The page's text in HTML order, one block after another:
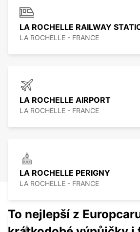
LA ROCHELLE RAILWAY
LA ROCHELLE - FRANCE
LA ROCHELLE AIRPORT
LA ROCHELLE - FRANCE
LA ROCHELLE PERIGNY
LA ROCHELLE - FRANCE
To nejlepší z